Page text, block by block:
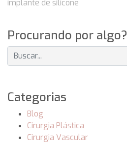
Procurando por algo?
Categorias
Blog
Cirurgia Plástica
Cirurgia Vascular